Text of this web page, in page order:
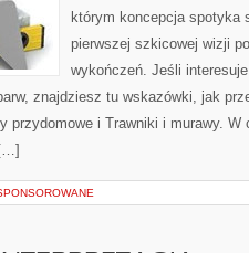
którym koncepcja spotyka
pierwszej szkicowej wizji
wykończeń. Jeśli
znajdziesz tu wskazówki, jak
przydomowe i Trawniki i murawy.